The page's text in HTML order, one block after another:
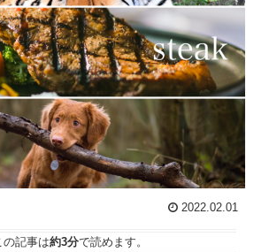
2022.02.01
の記事は約3分で読めます。